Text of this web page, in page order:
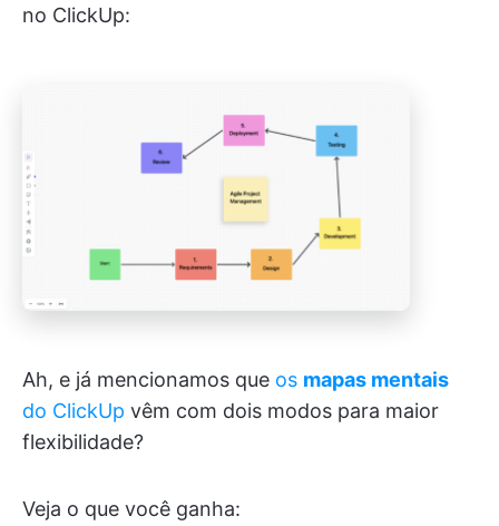
no ClickUp:
Ah, e já mencionamos que os mapas mentais
do ClickUp vêm com dois modos para maior
flexibilidade?
Veja o que você ganha: